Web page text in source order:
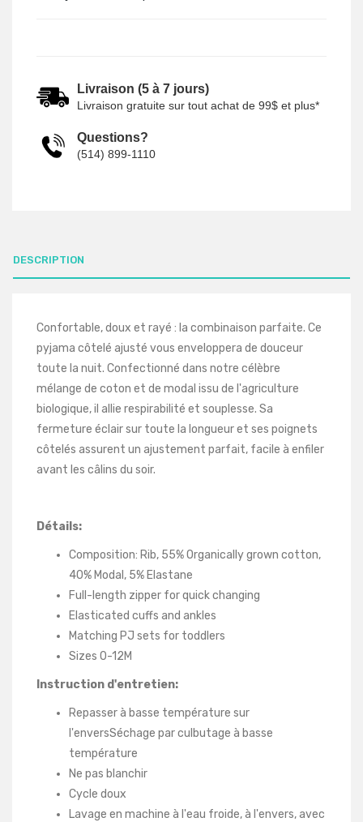
Livraison (5 à 7 jours)
Livraison gratuite sur tout achat de 99$ et plus*
Questions?
(514) 899-1110
DESCRIPTION
Confortable, doux et rayé : la combinaison parfaite. Ce
pyjama côtelé ajusté vous enveloppera de douceur
toute la nuit. Confectionné dans notre célèbre
mélange de coton et de modal issu de l'agriculture
biologique, il allie respirabilité et souplesse. Sa
fermeture éclair sur toute la longueur et ses poignets
côtelés assurent un ajustement parfait, facile à enfiler
avant les câlins du soir.
Détails:
Composition: Rib, 55% Organically grown cotton,
40% Modal, 5% Elastane
Full-length zipper for quick changing
Elasticated cuffs and ankles
Matching PJ sets for toddlers
Sizes 0-12M
Instruction d'entretien:
Repasser à basse température sur
l'enversSéchage par culbutage à basse
température
Ne pas blanchir
Cycle doux
Lavage en machine à l'eau froide, à l'envers, avec